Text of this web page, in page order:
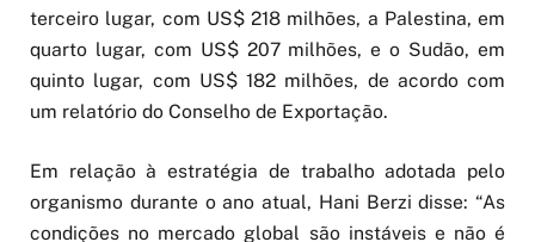
terceiro lugar, com US$ 218 milhões, a Palestina, em
quarto lugar, com US$ 207 milhões, e o Sudão, em
quinto lugar, com US$ 182 milhões, de acordo com
um relatório do Conselho de Exportação.
Em relação à estratégia de trabalho adotada pelo
organismo durante o ano atual, Hani Berzi disse: “As
condições no mercado global são instáveis e não é